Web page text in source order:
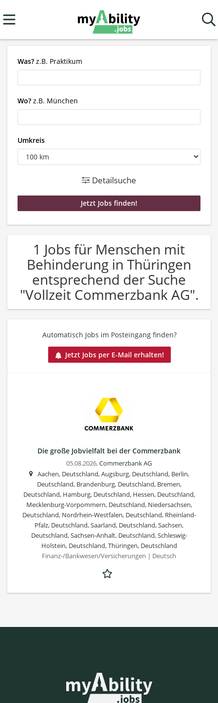
Was? z.B. Praktikum
Wo? z.B. München
Umkreis
Detailsuche
1 Jobs für Menschen mit
Behinderung in Thüringen
entsprechend der Suche
"Vollzeit Commerzbank AG".
Automatisch Jobs im Posteingang finden?
Jetzt Jobs per E-Mail erhalten!
Die große Jobvielfalt bei der Commerzbank
05.08.2026,Commerzbank AG
Aachen, Deutschland, Augsburg, Deutschland, Berlin,
Deutschland, Brandenburg, Deutschland, Bremen,
Deutschland, Hamburg, Deutschland, Hessen, Deutschland,
Mecklenburg-Vorpommern, Deutschland, Niedersachsen,
Deutschland, Nordrhein-Westfalen, Deutschland, Rheinland-
Pfalz, Deutschland, Saarland, Deutschland, Sachsen,
Deutschland, Sachsen-Anhalt, Deutschland, Schleswig-
Holstein, Deutschland, Thüringen, Deutschland
Finanz-/Bankwesen/Versicherungen | Deutsch